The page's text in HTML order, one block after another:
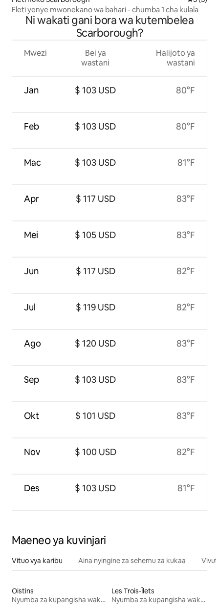
Fleti yenye mwonekano wa bahari - chumba 1 cha kulala
Ni wakati gani bora wa kutembelea
Scarborough?
Mwezi
Jan
Feb
Mac
Apr
Mei
Jun
Jul
Ago
Sep
Okt
Nov
Des
Bei ya
wastani
$ 103 USD
$ 103 USD
$ 103 USD
$ 117 USD
$ 105 USD
$ 117 USD
$ 119 USD
$ 120 USD
$ 103 USD
$ 101 USD
$ 100 USD
$ 103 USD
Halijoto ya
wastani
80°F
80°F
81°F
83°F
83°F
82°F
82°F
83°F
83°F
83°F
82°F
81°F
Maeneo ya kuvinjari
Vituo vya karibu Aina nyingine za sehemu za kukaa
Oistins
Nyumba za kupangisha wakati wa likizo
Les Trois-Îlets
Nyumba za kupangisha wakati wa likizo